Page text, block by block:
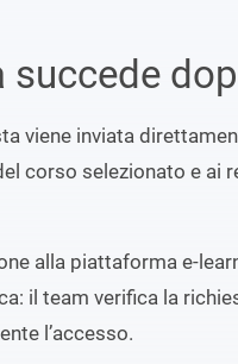
succede
viene inviata
corso selezionato e ai
alla piattaforma e-
il team verifica la
l’accesso.